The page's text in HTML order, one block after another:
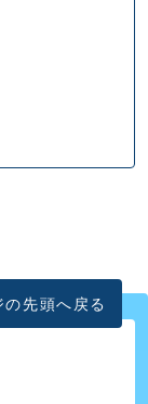
の先頭へ戻る